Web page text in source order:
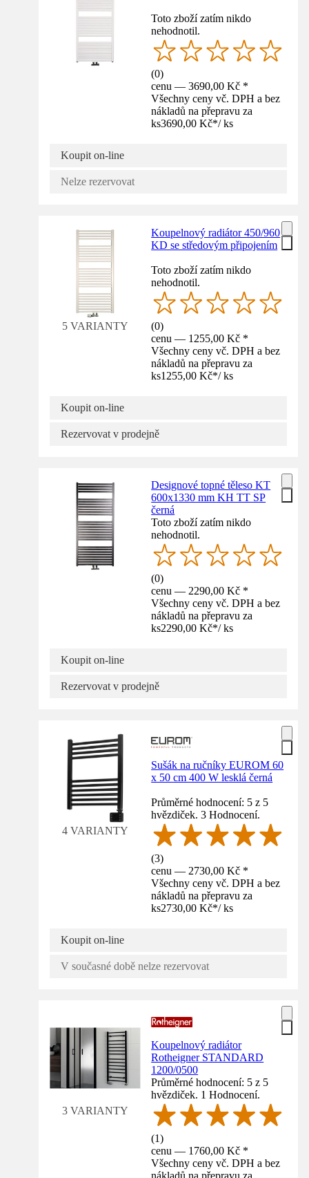
Toto zboží zatím nikdo
nehodnotil.
(0)
cenu — 3690,00 Kč *
Všechny ceny vč. DPH a bez
nákladů na přepravu za
ks3690,00 Kč*/ ks
Koupit on-line
Nelze rezervovat
5 VARIANTY
Koupelnový radiátor 450/960
KD se středovým připojením
Toto zboží zatím nikdo
nehodnotil.
(0)
cenu — 1255,00 Kč *
Všechny ceny vč. DPH a bez
nákladů na přepravu za
ks1255,00 Kč*/ ks
Koupit on-line
Rezervovat v prodejně
Designové topné těleso KT
600x1330 mm KH TT SP
černá
Toto zboží zatím nikdo
nehodnotil.
(0)
cenu — 2290,00 Kč *
Všechny ceny vč. DPH a bez
nákladů na přepravu za
ks2290,00 Kč*/ ks
Koupit on-line
Rezervovat v prodejně
4 VARIANTY
Sušák na ručníky EUROM 60
x 50 cm 400 W lesklá černá
Průměrné hodnocení: 5 z 5
hvězdiček. 3 Hodnocení.
(3)
cenu — 2730,00 Kč *
Všechny ceny vč. DPH a bez
nákladů na přepravu za
ks2730,00 Kč*/ ks
Koupit on-line
V současné době nelze rezervovat
3 VARIANTY
Koupelnový radiátor
Rotheigner STANDARD
1200/0500
Průměrné hodnocení: 5 z 5
hvězdiček. 1 Hodnocení.
(1)
cenu — 1760,00 Kč *
Všechny ceny vč. DPH a bez
nákladů na přepravu za